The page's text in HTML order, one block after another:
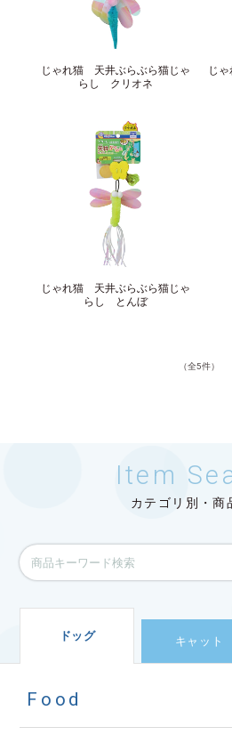
じゃれ猫 天井ぶらぶら猫じゃ
らし クリオネ
じ
じゃれ猫 天井ぶらぶら猫じゃ
らし とんぼ
（全5件）
Item
カテゴリ別・商
ドッグ キャット
Food